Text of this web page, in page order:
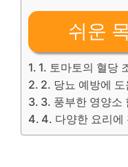
쉬운
1. 토마토의 혈당
2. 당뇨 예방에
3. 풍부한 영양소
4. 다양한 요리에